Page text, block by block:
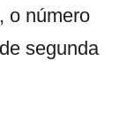
o número
segunda